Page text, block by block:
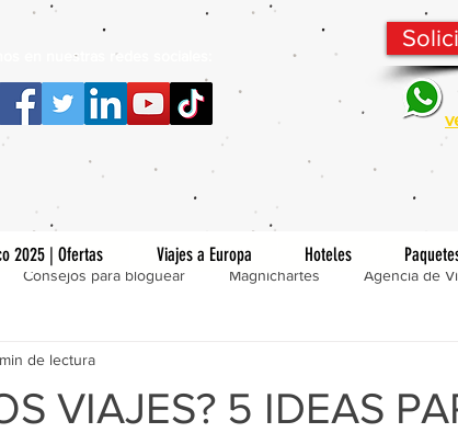
v
en nuestras redes sociales:
2025 | Ofertas Viajes a Europa Hoteles
Consejos para bloguear Magnichartes Agencia de
VIAJES? 5 IDEAS
de lectura